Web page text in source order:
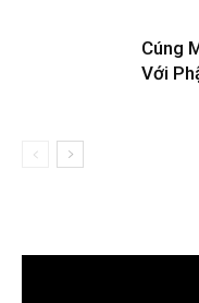
Cúng
Với